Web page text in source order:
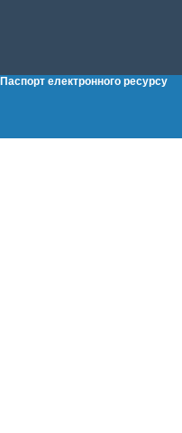
Паспорт електронного ресурсу